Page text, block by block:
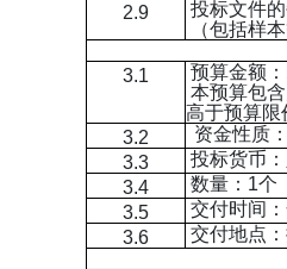
2.9
投标文件
（包括样
3.1
预算金额
本预算包
高于预算限
3.2
资金性质
3.3
投标货币
3.4
数量：1个
3.5
交付时间
3.6
交付地点